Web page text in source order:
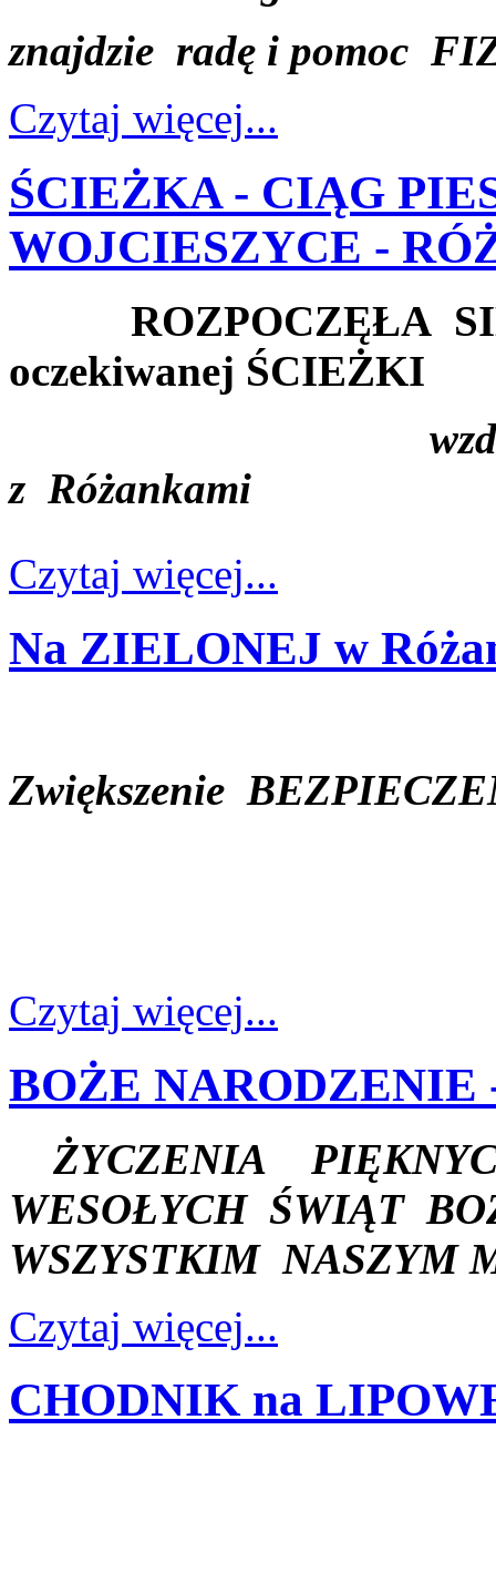
znajdzie radę i pomoc
Czytaj więcej...
ŚCIEŻKA - CIĄG
WOJCIESZYCE -
ROZPOCZĘŁA
oczekiwanej ŚCIEŻKI
z Różankami
Czytaj więcej...
Na ZIELONEJ w
Zwiększenie
Czytaj więcej...
BOŻE NARODZENIE
ŻYCZENIA
WESOŁYCH ŚWIĄT
WSZYSTKIM NASZYM
Czytaj więcej...
CHODNIK na